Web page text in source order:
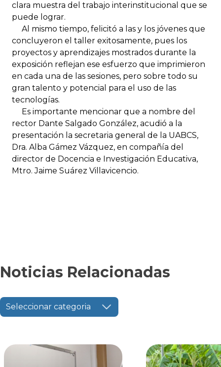
clara muestra del trabajo interinstitucional que se
puede lograr.
Al mismo tiempo, felicitó a las y los jóvenes que
concluyeron el taller exitosamente, pues los
proyectos y aprendizajes mostrados durante la
exposición reflejan ese esfuerzo que imprimieron
en cada una de las sesiones, pero sobre todo su
gran talento y potencial para el uso de las
tecnologías.
Es importante mencionar que a nombre del
rector Dante Salgado González, acudió a la
presentación la secretaria general de la UABCS,
Dra. Alba Gámez Vázquez, en compañía del
director de Docencia e Investigación Educativa,
Mtro. Jaime Suárez Villavicencio.
Noticias Relacionadas
Seleccionar categoria